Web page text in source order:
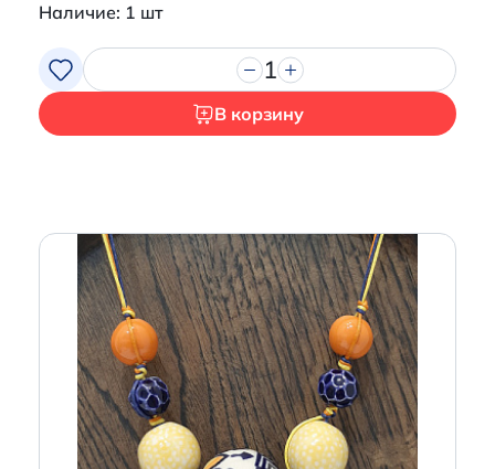
Наличие: 1 шт
1
В корзину